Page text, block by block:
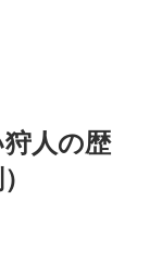
狩人の歴